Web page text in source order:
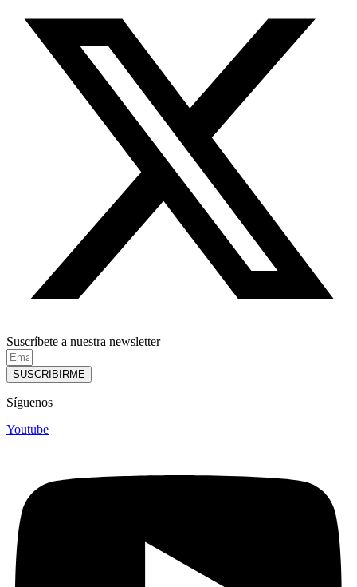
Suscríbete a nuestra newsletter
SUSCRIBIRME
Síguenos
Youtube